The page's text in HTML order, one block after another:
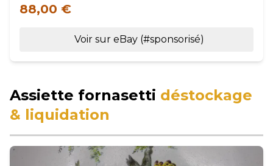
88,00 €
Voir sur eBay (#sponsorisé)
Assiette fornasetti déstockage
& liquidation